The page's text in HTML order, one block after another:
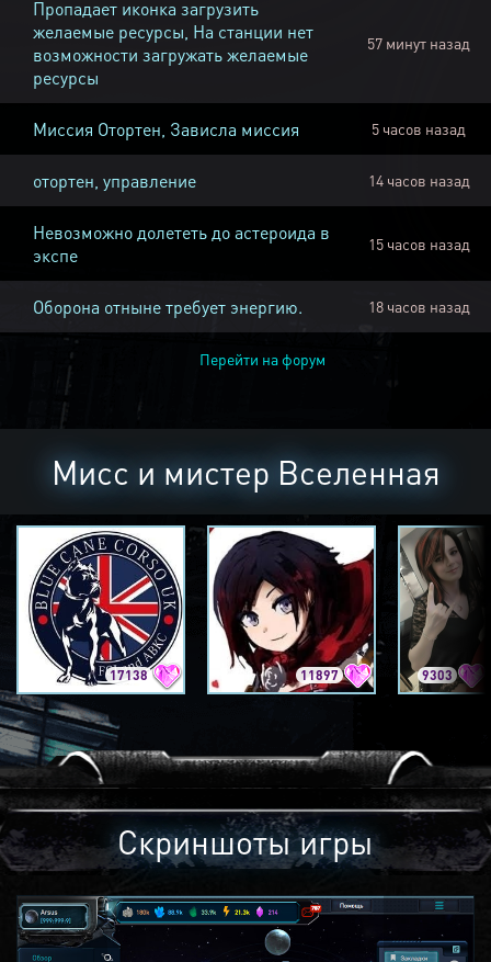
Пропадает иконка загрузить
желаемые ресурсы, На станции нет
возможности загружать желаемые
ресурсы
57 минут назад
Миссия Отортен, Зависла миссия 5 часов назад
отортен, управление 14 часов назад
Невозможно долететь до астероида в
экспе
15 часов назад
Оборона отныне требует энергию. 18 часов назад
Перейти на форум
Мисс и мистер Вселенная
17138 11897 9303
Скриншоты игры